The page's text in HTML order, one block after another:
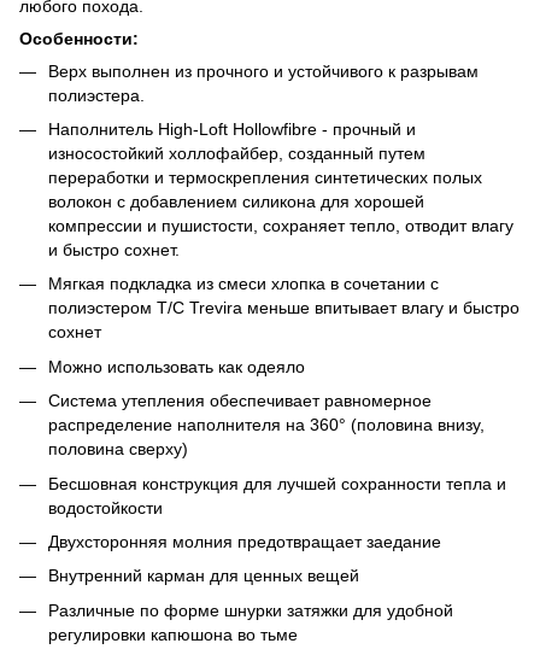
любого похода.
Особенности:
Верх выполнен из прочного и устойчивого к разрывам
полиэстера.
Наполнитель High-Loft Hollowfibre - прочный и
износостойкий холлофайбер, созданный путем
переработки и термоскрепления синтетических полых
волокон с добавлением силикона для хорошей
компрессии и пушистости, сохраняет тепло, отводит влагу
и быстро сохнет.
Мягкая подкладка из смеси хлопка в сочетании с
полиэстером T/C Trevira меньше впитывает влагу и быстро
сохнет
Можно использовать как одеяло
Система утепления обеспечивает равномерное
распределение наполнителя на 360° (половина внизу,
половина сверху)
Бесшовная конструкция для лучшей сохранности тепла и
водостойкости
Двухсторонняя молния предотвращает заедание
Внутренний карман для ценных вещей
Различные по форме шнурки затяжки для удобной
регулировки капюшона во тьме